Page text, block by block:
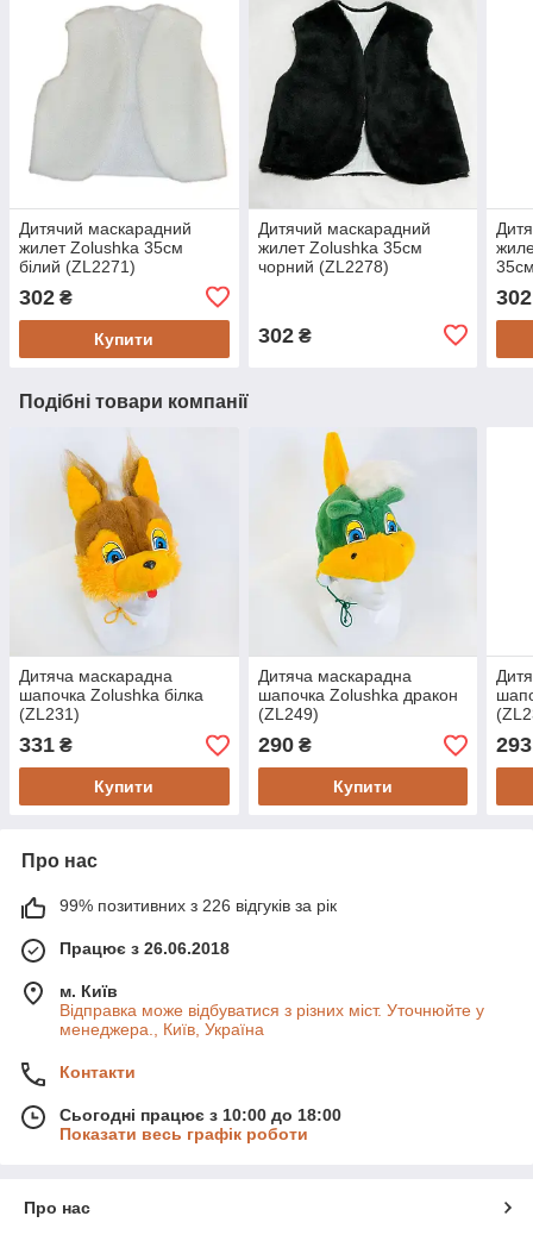
Дитячий маскарадний
жилет Zolushka 35см
білий (ZL2271)
302 ₴
Купити
Дитячий маскарадний
жилет Zolushka 35см
чорний (ZL2278)
302₴
302
Подібні товари компанії
Дитяча маскарадна
шапочка Zolushka білка
(ZL231)
331 ₴
Купити
Дитяча маскарадна
шапочка Zolushka дракон
(ZL249)
290₴
Купити
293
Про нас
99% позитивних з 226 відгуків за рік
Працює з 26.06.2018
м. Київ
Відправка може відбуватися з різних міст. Уточнюйте у
менеджера., Київ, Україна
Контакти
Сьогодні працює з 10:00 до 18:00
Показати весь графік роботи
Про нас